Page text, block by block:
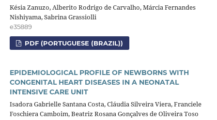
Késia Zanuzo, Alberito Rodrigo de Carvalho, Márcia Fernandes
Nishiyama, Sabrina Grassiolli
e35889
PDF (PORTUGUESE (BRAZIL))
EPIDEMIOLOGICAL PROFILE OF NEWBORNS WITH
CONGENITAL HEART DISEASES IN A NEONATAL
INTENSIVE CARE UNIT
Isadora Gabrielle Santana Costa, Cláudia Silveira Viera, Franciele
Foschiera Camboim, Beatriz Rosana Gonçalves de Oliveira Toso